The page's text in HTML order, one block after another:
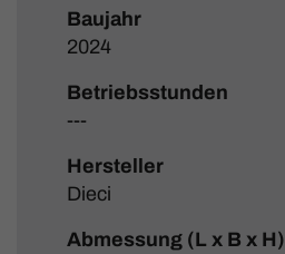
Baujahr
2024
Betriebsstunden
---
Hersteller
Dieci
Abmessung (L x B x H)